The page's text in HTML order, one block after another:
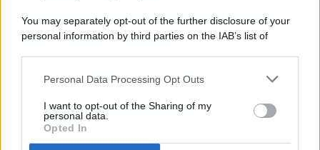
You may separately opt-out of the further disclosure of your
personal information by third parties on the IAB’s list of
This information may also be disclosed by us to third parties
disclose it to other third parties.
Personal Data Processing Opt Outs
I want to opt-out of the Sharing of my
personal data.
Opted In
PREFERENZE PRIVACY